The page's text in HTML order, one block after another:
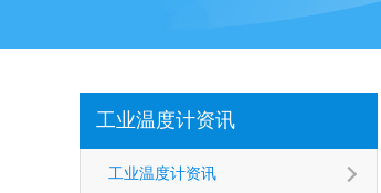
工业温度计资讯
工业温度计资讯